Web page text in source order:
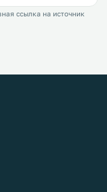
ссылка на источник